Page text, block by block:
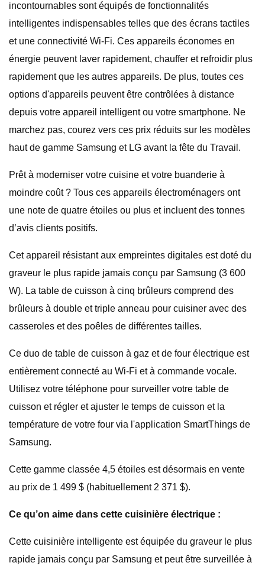
incontournables sont équipés de fonctionnalités
intelligentes indispensables telles que des écrans tactiles
et une connectivité Wi-Fi. Ces appareils économes en
énergie peuvent laver rapidement, chauffer et refroidir plus
rapidement que les autres appareils. De plus, toutes ces
options d'appareils peuvent être contrôlées à distance
depuis votre appareil intelligent ou votre smartphone. Ne
marchez pas, courez vers ces prix réduits sur les modèles
haut de gamme Samsung et LG avant la fête du Travail.
Prêt à moderniser votre cuisine et votre buanderie à
moindre coût ? Tous ces appareils électroménagers ont
une note de quatre étoiles ou plus et incluent des tonnes
d’avis clients positifs.
Cet appareil résistant aux empreintes digitales est doté du
graveur le plus rapide jamais conçu par Samsung (3 600
W). La table de cuisson à cinq brûleurs comprend des
brûleurs à double et triple anneau pour cuisiner avec des
casseroles et des poêles de différentes tailles.
Ce duo de table de cuisson à gaz et de four électrique est
entièrement connecté au Wi-Fi et à commande vocale.
Utilisez votre téléphone pour surveiller votre table de
cuisson et régler et ajuster le temps de cuisson et la
température de votre four via l'application SmartThings de
Samsung.
Cette gamme classée 4,5 étoiles est désormais en vente
au prix de 1 499 $ (habituellement 2 371 $).
Ce qu’on aime dans cette cuisinière électrique :
Cette cuisinière intelligente est équipée du graveur le plus
rapide jamais conçu par Samsung et peut être surveillée à